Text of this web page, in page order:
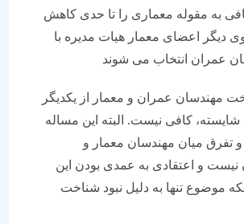
مقوله معماری را تا حدی کاهش
اعضای معمار هیات مدیره با
انتخاب می شوند
عمران و معمار از یکدیگر
کافی نیست. البته این مساله
میان مهندسان معمار و
اعتقادی به عمدی بودن این
تنها به دلیل نبود شناخت